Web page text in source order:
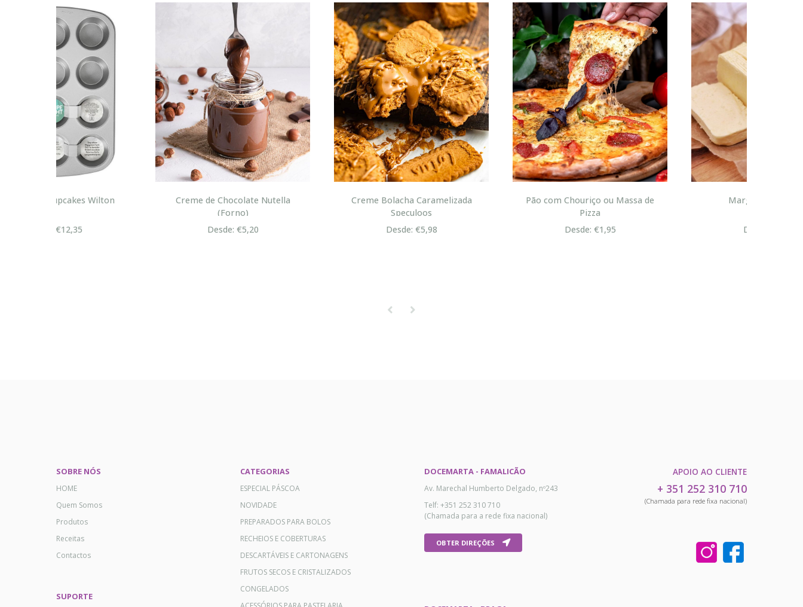
Creme de Chocolate Nutella
Creme Bolacha Caramelizada
Pão com Chouriço ou Massa de
Margarina Bolo Rei
SOBRE NÓS
HOME
Quem Somos
Produtos
Receitas
Contactos
SUPORTE
CATEGORIAS
ESPECIAL PÁSCOA
NOVIDADE
PREPARADOS PARA BOLOS
RECHEIOS E COBERTURAS
DESCARTÁVEIS E CARTONAGENS
FRUTOS SECOS E CRISTALIZADOS
CONGELADOS
DOCEMARTA - FAMALICÃO
Av. Marechal Humberto Delgado, nº243
Telf: +351 252 310 710
(Chamada para a rede fixa nacional)
OBTER DIREÇÕES
APOIO AO CLIENTE
+ 351 252 310 710
(Chamada para rede fixa nacional)